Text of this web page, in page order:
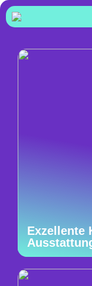
Exzellente